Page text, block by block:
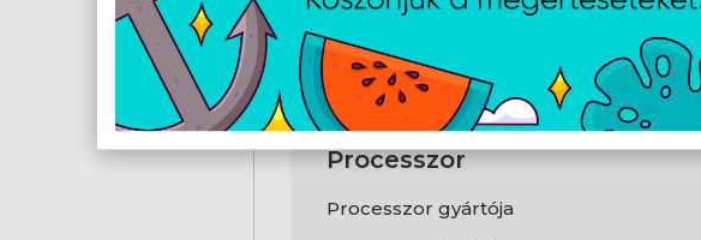
Fejhallgató kimenetek
Processzor
Processzor gyártója